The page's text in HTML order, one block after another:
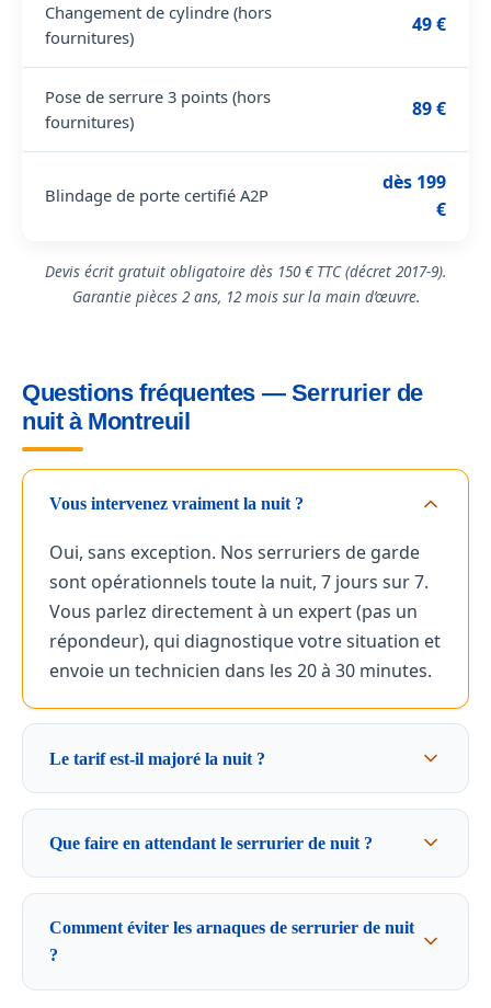
Changement de cylindre (hors
fournitures)
49 €
Pose de serrure 3 points (hors
fournitures)
89 €
Blindage de porte certifié A2P
dès 199
€
Devis écrit gratuit obligatoire dès 150 € TTC (décret 2017-9).
Garantie pièces 2 ans, 12 mois sur la main d’œuvre.
Questions fréquentes — Serrurier de
nuit à Montreuil
Vous intervenez vraiment la nuit ?
Oui, sans exception. Nos serruriers de garde
sont opérationnels toute la nuit, 7 jours sur 7.
Vous parlez directement à un expert (pas un
répondeur), qui diagnostique votre situation et
envoie un technicien dans les 20 à 30 minutes.
Le tarif est-il majoré la nuit ?
Que faire en attendant le serrurier de nuit ?
Comment éviter les arnaques de serrurier de nuit
?